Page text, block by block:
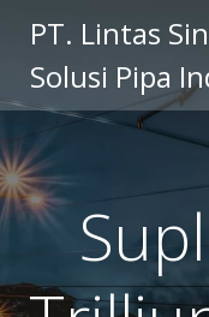
PT. Lintas
Solusi Pipa